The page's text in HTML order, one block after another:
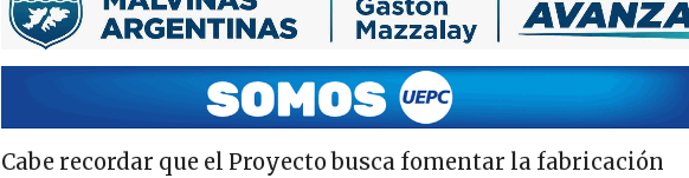
Cabe recordar que el Proyecto busca fomentar la fabricación